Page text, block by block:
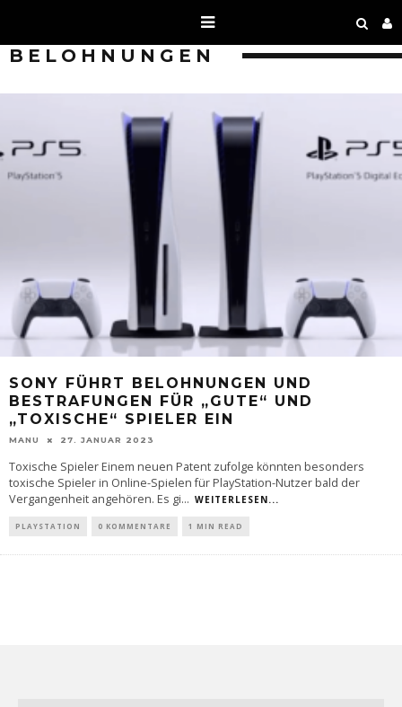
BELOHNUNGEN
SONY FÜHRT BELOHNUNGEN UND
BESTRAFUNGEN FÜR „GUTE“ UND
„TOXISCHE“ SPIELER EIN
MANU 27. JANUAR 2023
Toxische Spieler Einem neuen Patent zufolge könnten besonders
toxische Spieler in Online-Spielen für PlayStation-Nutzer bald der
Vergangenheit angehören. Es gi... WEITERLESEN...
PLAYSTATION 0 KOMMENTARE 1 MIN READ